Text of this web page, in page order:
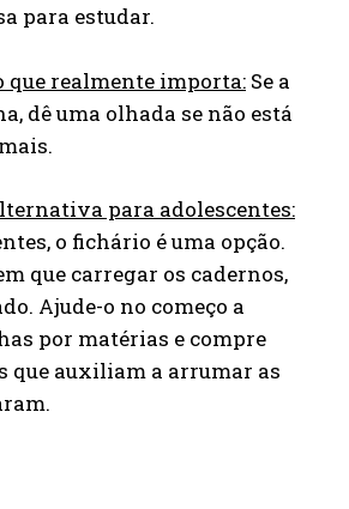
para estudar.
que realmente importa: Se a
dê uma olhada se não está
para adolescentes:
o fichário é uma opção.
que carregar os cadernos,
Ajude-o no começo a
por matérias e compre
que auxiliam a arrumar as